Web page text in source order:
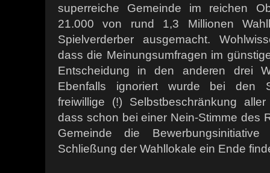
superreiche Gemeinde im reichen
21.000 von rund 1,3 Millionen
Spielverderber ausgemacht.
dass die Meinungsumfragen im
Entscheidung in den anderen drei
Ebenfalls ignoriert wurde bei den
freiwillige (!) Selbstbeschränkung
dass schon bei einer Nein-Stimme des
Gemeinde die
Schließung der Wahllokale ein Ende